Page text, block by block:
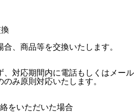
、商品等を交換いたします。
、対応期間内に電話もしくはメール
み原則対応いたします。
をいただいた場合